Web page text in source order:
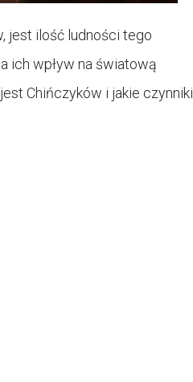
jest ilość ludności tego
ich wpływ na światową
Chińczyków i jakie czynniki